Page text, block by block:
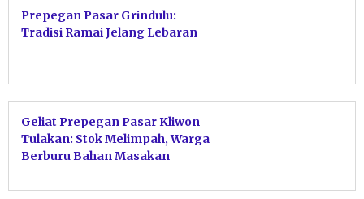
Prepegan Pasar Grindulu:
Tradisi Ramai Jelang Lebaran
Geliat Prepegan Pasar Kliwon
Tulakan: Stok Melimpah, Warga
Berburu Bahan Masakan